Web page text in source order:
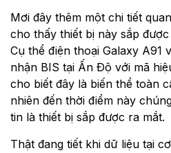
Mơi đây thêm một chi tiết
cho thấy thiết bị này sắp
Cụ thể điện thoại Galaxy A91
nhận BIS tại Ấn Độ với mã
cho biết đây là biến thể toàn
nhiên đến thời điểm này
tin là thiết bị sắp được ra mắt.
Thật đang tiết khi dữ liệu tại